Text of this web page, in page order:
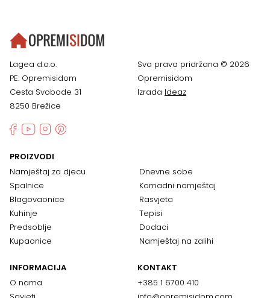
Lagea d.o.o.
PE: Opremisidom
Cesta Svobode 31
8250 Brežice
Sva prava pridržana © 2026
Opremisidom
Izrada Ideaz
PROIZVODI
Namještaj za djecu
Spalnice
Blagovaonice
Kuhinje
Predsoblje
Kupaonice
Dnevne sobe
Komadni namještaj
Rasvjeta
Tepisi
Dodaci
Namještaj na zalihi
INFORMACIJA
O nama
KONTAKT
+385 1 6700 410